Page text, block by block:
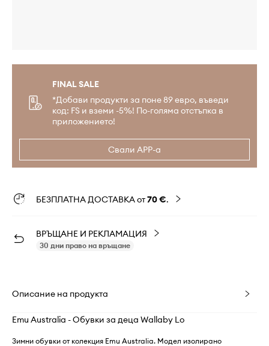
FINAL SALE
*Добави продукти за поне 89 евро, въведи
код: FS и вземи -5%! По-голяма отстъпка в
приложението!
Свали APP-а
БЕЗПЛАТНА ДОСТАВКА от70 €.
ВРЪЩАНЕ И РЕКЛАМАЦИЯ
30 дни право на връщане
Описание на продукта
Emu Australia - Обувки за деца Wallaby Lo
Зимни обувки от колекция Emu Australia. Модел изолирано